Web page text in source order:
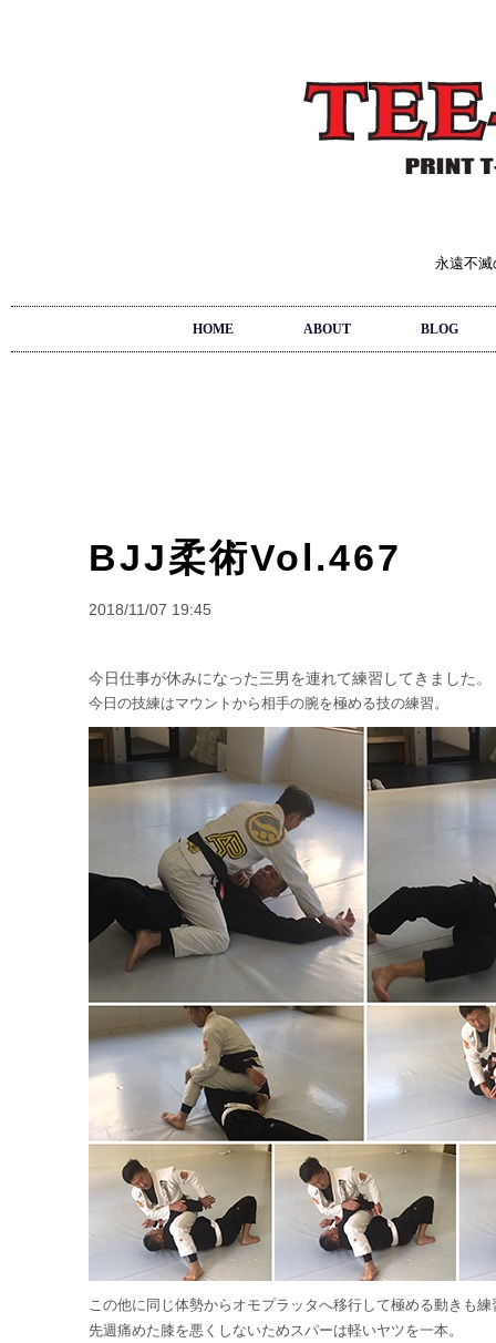
永遠不
HOME ABOUT BLOG
BJJ柔術Vol.467
2018/11/07 19:45
今日仕事が休みになった三男を連れて練習してきました。
今日の技練はマウントから相手の腕を極める技の練習。
この他に同じ体勢からオモプラッタへ移行して極める動きも
先週痛めた膝を悪くしないためスパーは軽いヤツを一本。